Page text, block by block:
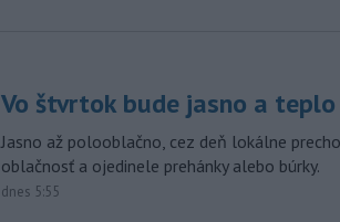
Vo štvrtok bude jasno a teplo
Jasno až polooblačno, cez deň lokálne
oblačnosť a ojedinele prehánky alebo búrky.
dnes 5:55